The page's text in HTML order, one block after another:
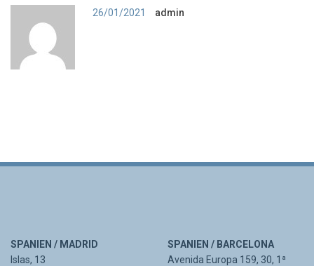
26/01/2021 Author
admin
SPANIEN / MADRID
Islas, 13
SPANIEN / BARCELONA
Avenida Europa 159, 30, 1ª